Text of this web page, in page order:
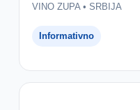
VINO ZUPA • SRBIJA
Informativno